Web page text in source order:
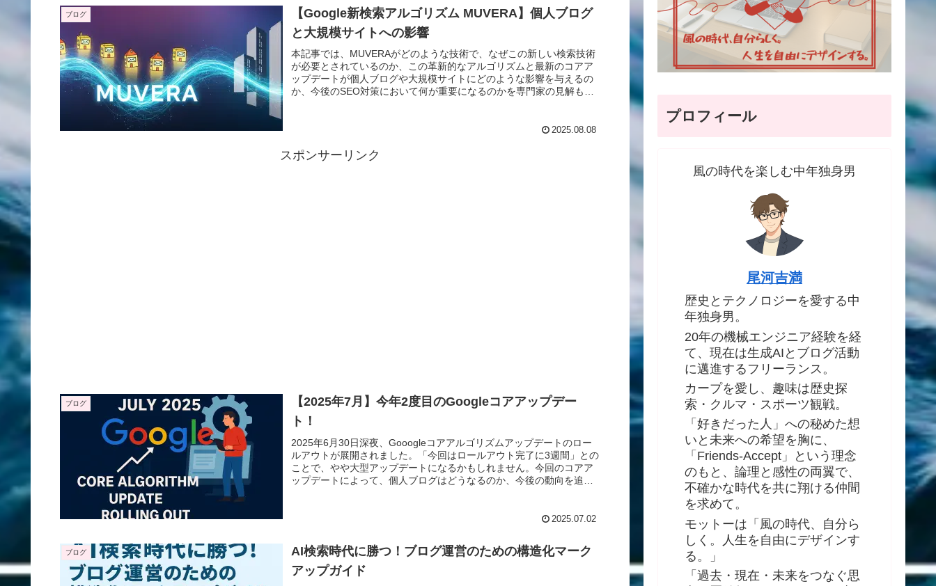
ブログ
【Google新検索アルゴリズム MUVERA】個人ブログ
と大規模サイトへの影響
本記事では、MUVERAがどのような技術で、なぜこの新しい検索技術
が必要とされているのか、この革新的なアルゴリズムと最新のコアア
ップデートが個人ブログや大規模サイトにどのような影響を与えるの
か、今後のSEO対策において何が重要になるのかを専門家の見解も交
2025.08.08
スポンサーリンク
ブログ
【2025年7月】今年2度目のGoogleコアアップデー
ト！
2025年6月30日深夜、Gooogleコアアルゴリズムアップデートのロー
ルアウトが展開されました。「今回はロールアウト完了に3週間」との
ことで、やや大型アップデートになるかもしれません。今回のコアア
ップデートによって、個人ブログはどうなるのか、今後の動向を追っ
2025.07.02
ブログ
AI検索時代に勝つ！ブログ運営のための構造化マーク
アップガイド
プロフィール
風の時代を楽しむ中年独身男
尾河吉満
歴史とテクノロジーを愛する中
年独身男。
20年の機械エンジニア経験を経
て、現在は生成AIとブログ活動
に邁進するフリーランス。
カープを愛し、趣味は歴史探
索・クルマ・スポーツ観戦。
「好きだった人」への秘めた想
いと未来への希望を胸に、
「Friends-Accept」という理念
のもと、論理と感性の両翼で、
不確かな時代を共に翔ける仲間
を求めて。
モットーは「風の時代、自分ら
しく。人生を自由にデザインす
る。」
「過去・現在・未来をつなぐ思